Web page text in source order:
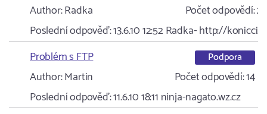
Author:Radka Počet odpovědí:2
Poslední odpověď:13.6.10 12:52Radka- http://konicci…
Problém s FTP
Podpora
Author:Martin Počet odpovědí:14
Poslední odpověď:11.6.10 18:11 ninja-nagato.wz.cz